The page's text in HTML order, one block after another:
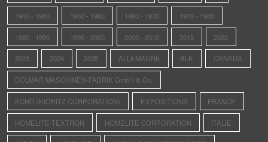
1940 - 1950 1950 - 1960 1960 - 1970 1970 - 1980
1980 - 1990 1990 - 2000 2000 - 2010 2018 2022
2023 2024 2025 ALLEMAGNE BLK CANADA
DOLMAR MASCHINEN-FABRIK GmbH & Co.
ECHO (KIORITZ CORPORATION) EXPOSITIONS FRANCE
HOMELITE-TEXTRON HOMELITE CORPORATION ITALIE